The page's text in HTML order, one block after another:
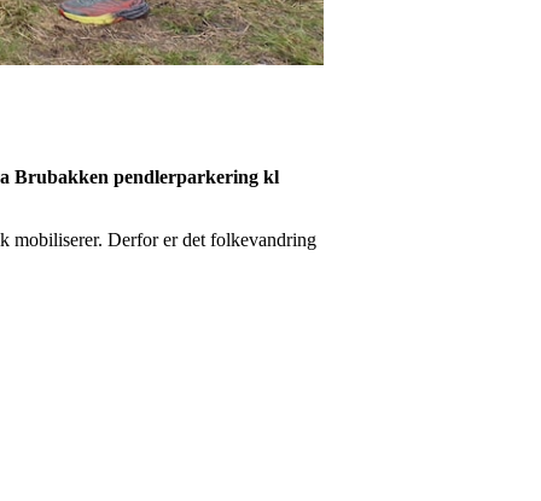
Brubakken pendlerparkering kl
mobiliserer. Derfor er det folkevandring